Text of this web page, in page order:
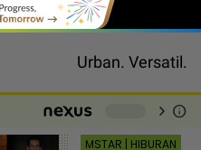
Urban. Versatil.
chevron_right info
MSTAR | HIBURAN